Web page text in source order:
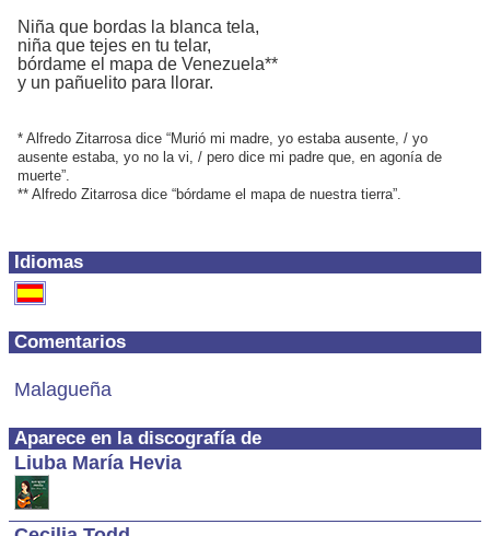
Idiomas
Comentarios
Malagueña
Aparece en la discografía de
Liuba María Hevia
Niña que bordas la blanca tela,
niña que tejes en tu telar,
bórdame el mapa de Venezuela**
y un pañuelito para llorar.
* Alfredo Zitarrosa dice “Murió mi madre, yo estaba ausente, / yo
ausente estaba, yo no la vi, / pero dice mi padre que, en agonía de
muerte”.
** Alfredo Zitarrosa dice “bórdame el mapa de nuestra tierra”.